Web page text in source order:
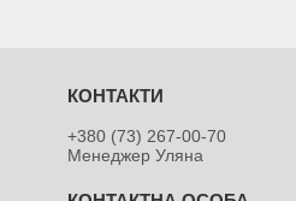
+380 (73) 267-00-70
Менеджер Уляна